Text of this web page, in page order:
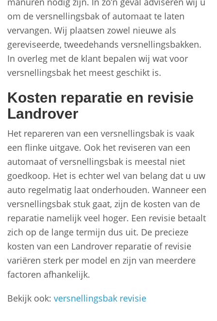
om de versnellingsbak of automaat te laten
vervangen. Wij plaatsen zowel nieuwe als
gereviseerde, tweedehands versnellingsbakken.
In overleg met de klant bepalen wij wat voor
versnellingsbak het meest geschikt is.
Kosten reparatie en revisie
Landrover
Het repareren van een versnellingsbak is vaak
een flinke uitgave. Ook het reviseren van een
automaat of versnellingsbak is meestal niet
goedkoop. Het is echter wel van belang dat u uw
auto regelmatig laat onderhouden. Wanneer een
versnellingsbak stuk gaat, zijn de kosten van de
reparatie namelijk veel hoger. Een revisie betaalt
zich op de lange termijn dus uit. De precieze
kosten van een Landrover reparatie of revisie
variëren sterk per model en zijn van meerdere
factoren afhankelijk.
Bekijk ook: versnellingsbak revisie